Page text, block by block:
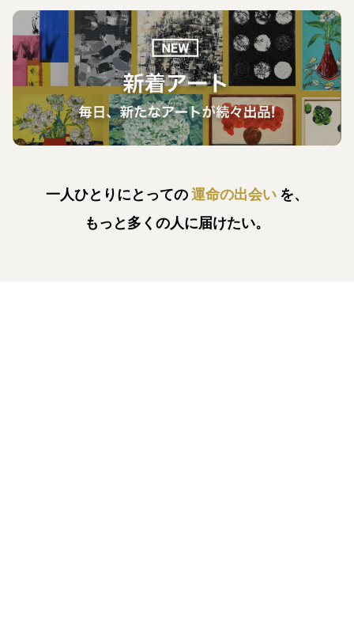
一人ひとりにとっての運命の出会い を、
もっと多くの人に届けたい。